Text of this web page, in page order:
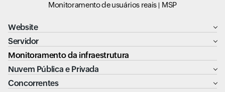
Monitoramento de usuários reais
MSP
Website
Servidor
Monitoramento da infraestrutura
Nuvem Pública e Privada
Concorrentes